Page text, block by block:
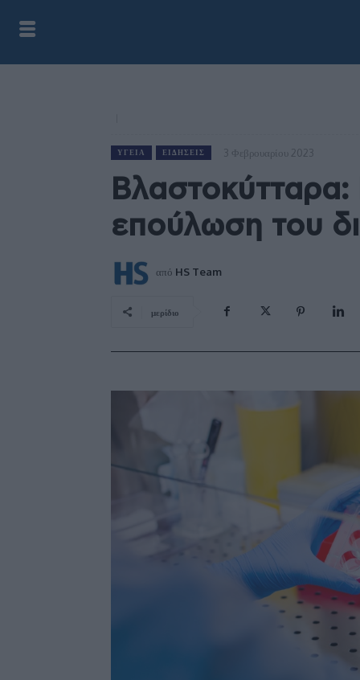
ΥΓΕΊΑ ΕΙΔΉΣΕΙΣ 3 Φεβρουαρίου 2023
Βλαστοκύτταρα:
επούλωση του
από HS Team
μερίδιο